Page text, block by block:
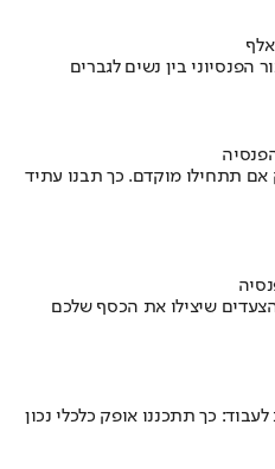
הפנסיוני בין נשים לגברים
אם תתחילו מוקדם. כך תבנו עתיד
שיצילו את הכסף שלכם
כך תתכננו אופק כלכלי נכון